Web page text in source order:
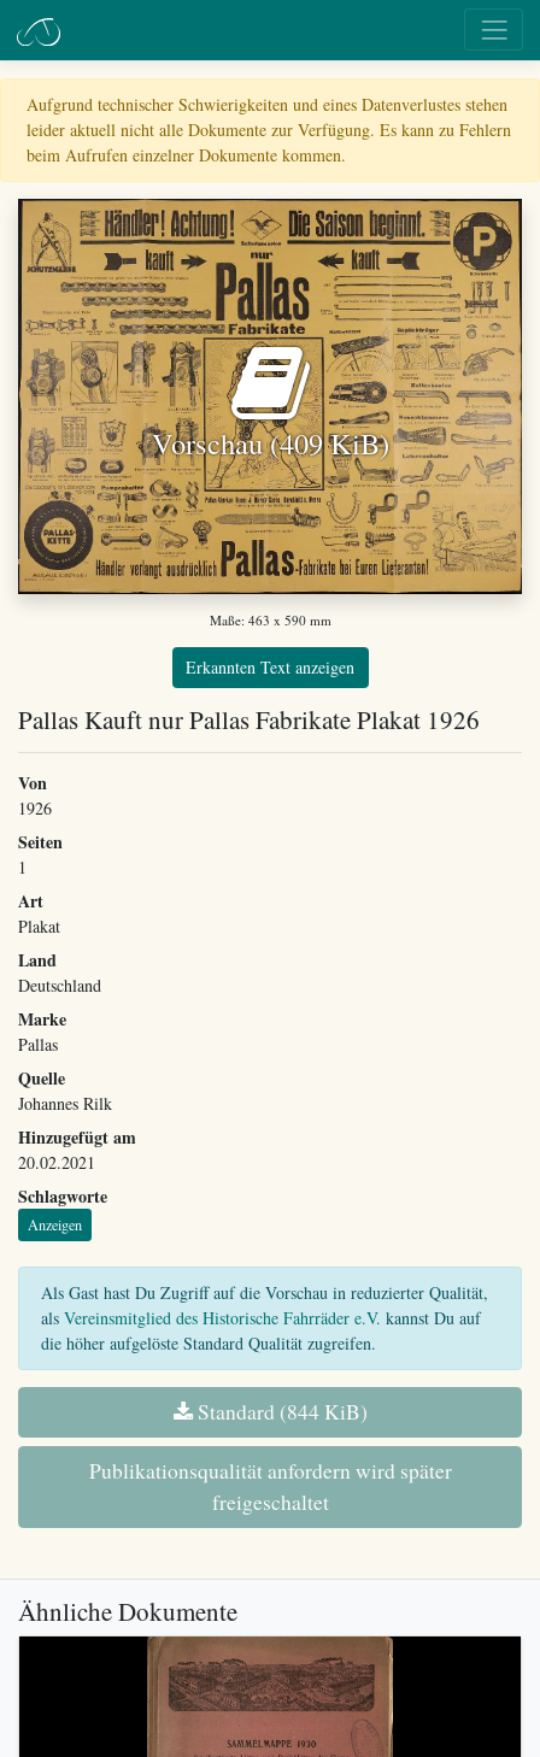
Aufgrund technischer Schwierigkeiten und eines Datenverlustes stehen
leider aktuell nicht alle Dokumente zur Verfügung. Es kann zu Fehlern
beim Aufrufen einzelner Dokumente kommen.
Vorschau (409 KiB)
Maße: 463 x 590 mm
Erkannten Text anzeigen
Pallas Kauft nur Pallas Fabrikate Plakat 1926
Von
1926
Seiten
1
Art
Plakat
Land
Deutschland
Marke
Pallas
Quelle
Johannes Rilk
Hinzugefügt am
20.02.2021
Schlagworte
Anzeigen
Als Gast hast Du Zugriff auf die Vorschau in reduzierter Qualität,
als Vereinsmitglied des Historische Fahrräder e.V. kannst Du auf
die höher aufgelöste Standard Qualität zugreifen.
Standard (844 KiB)
Publikationsqualität anfordern wird später
freigeschaltet
Ähnliche Dokumente